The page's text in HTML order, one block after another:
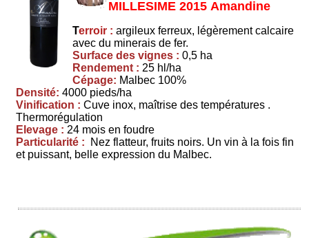
MILLESIME 2015 Amandine
Terroir : argileux ferreux, légèrement calcaire
avec du minerais de fer.
Surface des vignes : 0,5 ha
Rendement : 25 hl/ha
Cépage: Malbec 100%
Densité: 4000 pieds/ha
Vinification : Cuve inox, maîtrise des températures .
Thermorégulation
Elevage : 24 mois en foudre
Particularité :
Nez flatteur, fruits noirs. Un vin à la fois fin
et puissant, belle expression du Malbec.